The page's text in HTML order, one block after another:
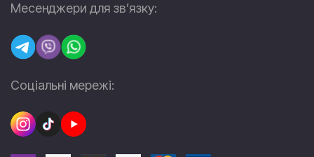
Месенджери для зв’язку:
Соціальні мережі: